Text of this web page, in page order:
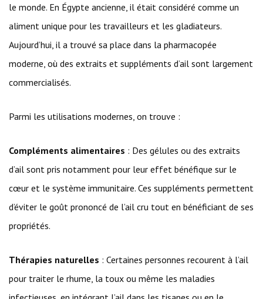
le monde. En Égypte ancienne, il était considéré comme un
aliment unique pour les travailleurs et les gladiateurs.
Aujourd’hui, il a trouvé sa place dans la pharmacopée
moderne, où des extraits et suppléments d’ail sont largement
commercialisés.
Parmi les utilisations modernes, on trouve :
Compléments alimentaires : Des gélules ou des extraits
d’ail sont pris notamment pour leur effet bénéfique sur le
cœur et le système immunitaire. Ces suppléments permettent
d’éviter le goût prononcé de l’ail cru tout en bénéficiant de ses
propriétés.
Thérapies naturelles : Certaines personnes recourent à l’ail
pour traiter le rhume, la toux ou même les maladies